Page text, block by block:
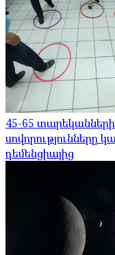
45-65
սովորությունները
դեմենցիայից